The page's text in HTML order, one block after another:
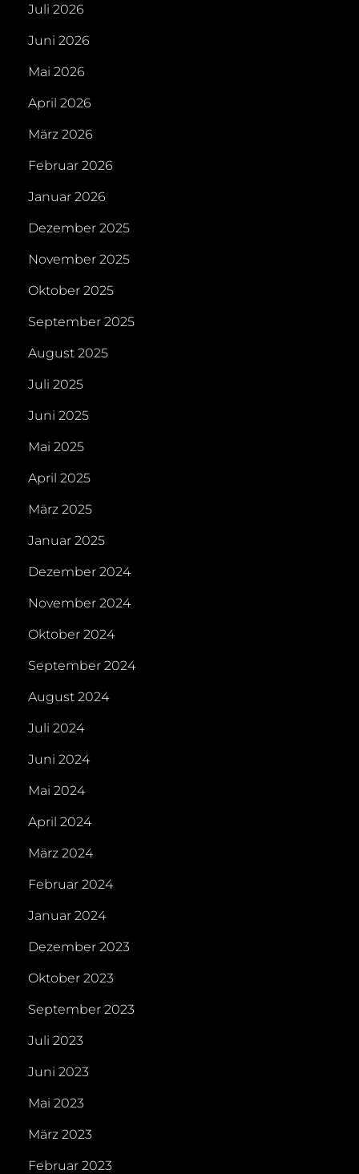
Juli 2026
Juni 2026
Mai 2026
April 2026
März 2026
Februar 2026
Januar 2026
Dezember 2025
November 2025
Oktober 2025
September 2025
August 2025
Juli 2025
Juni 2025
Mai 2025
April 2025
März 2025
Januar 2025
Dezember 2024
November 2024
Oktober 2024
September 2024
August 2024
Juli 2024
Juni 2024
Mai 2024
April 2024
März 2024
Februar 2024
Januar 2024
Dezember 2023
Oktober 2023
September 2023
Juli 2023
Juni 2023
Mai 2023
März 2023
Februar 2023